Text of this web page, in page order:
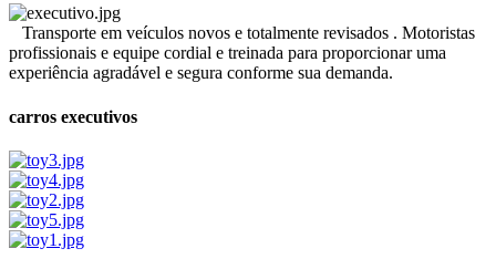
Transporte em veículos novos e totalmente revisados . Motoristas
profissionais e equipe cordial e treinada para proporcionar uma
experiência agradável e segura conforme sua demanda.
carros executivos